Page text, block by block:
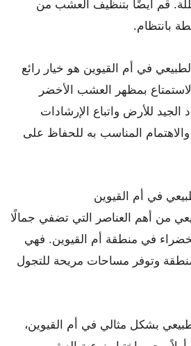
قم أيضًا بتنظيف العشب من
بانتظام.
في أم القيوين هو خيار رائع
بمظهر العشب الأخضر
الجيد للأرض واتباع الإرشادات
المناسب به للحفاظ على
في أم القيوين
من أهم العناصر التي تضفي جمالًا
في منطقة أم القيوين. فهي
وتوفر مساحات مريحة للتجول
بشكل مثالي في أم القيوين،